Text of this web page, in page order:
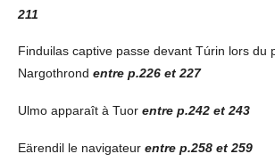
211
Finduilas captive passe devant Túrin lors du
Nargothrond entre p.226 et 227
Ulmo apparaît à Tuor entre p.242 et 243
Eärendil le navigateur entre p.258 et 259